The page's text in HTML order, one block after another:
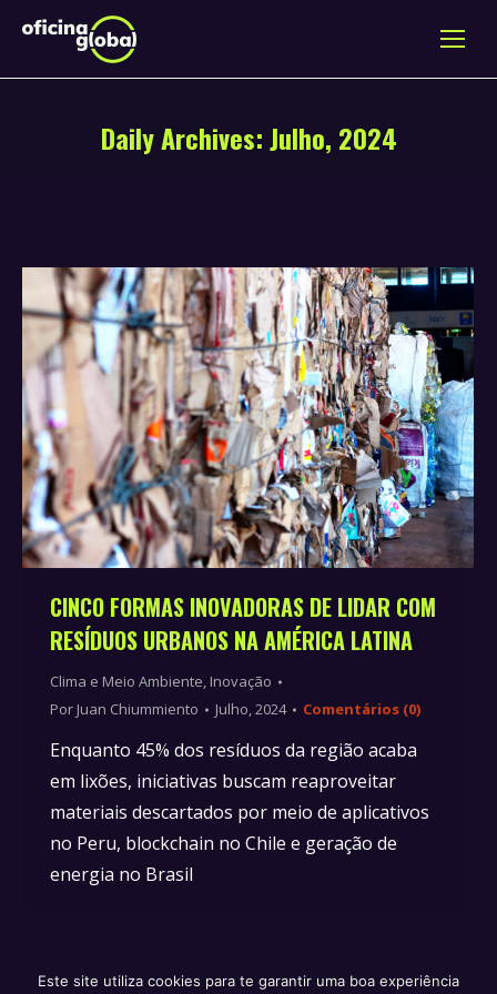
Daily Archives:Julho, 2024
CINCO FORMAS INOVADORAS DE LIDAR COM
RESÍDUOS URBANOS NA AMÉRICA LATINA
Clima e Meio Ambiente, Inovação
Por Juan Chiummiento Julho, 2024 Comentários (0)
Enquanto 45% dos resíduos da região acaba
em lixões, iniciativas buscam reaproveitar
materiais descartados por meio de aplicativos
no Peru, blockchain no Chile e geração de
energia no Brasil
Este site utiliza cookies para te garantir uma boa experiência